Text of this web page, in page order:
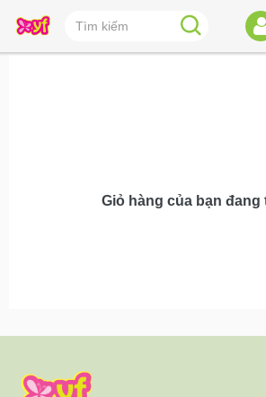
Giỏ hàng của bạn đang